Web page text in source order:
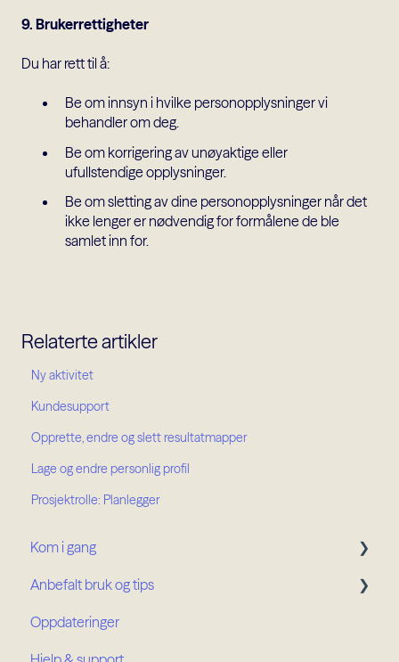
9. Brukerrettigheter
Du har rett til å:
Be om innsyn i hvilke personopplysninger vi
behandler om deg.
Be om korrigering av unøyaktige eller
ufullstendige opplysninger.
Be om sletting av dine personopplysninger når det
ikke lenger er nødvendig for formålene de ble
samlet inn for.
Relaterte artikler
Ny aktivitet
Kundesupport
Opprette, endre og slett resultatmapper
Lage og endre personlig profil
Prosjektrolle: Planlegger
Kom i gang
Kom i gang
Min Side
Anbefalt bruk og tips
Prosjektroller
Oppdateringer